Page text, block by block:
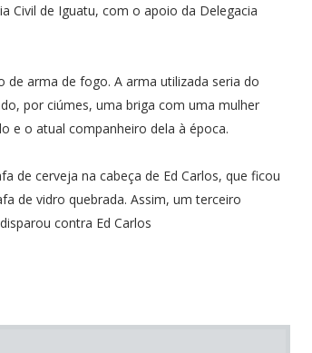
Civil de Iguatu, com o apoio da Delegacia
arma de fogo. A arma utilizada seria do
por ciúmes, uma briga com uma mulher
e o atual companheiro dela à época.
de cerveja na cabeça de Ed Carlos, que ficou
de vidro quebrada. Assim, um terceiro
contra Ed Carlos